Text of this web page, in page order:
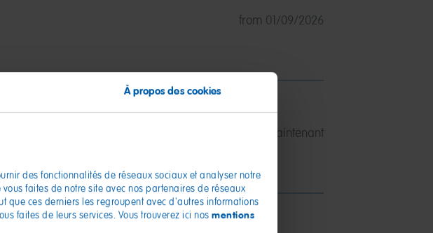
À propos des cookies
des fonctionnalités de réseaux sociaux et analyser notre
faites de notre site avec nos partenaires de réseaux
que ces derniers les regroupent avec d'autres informations
faites de leurs services. Vous trouverez ici nos mentions
from 01/09/2026
dès maintenant